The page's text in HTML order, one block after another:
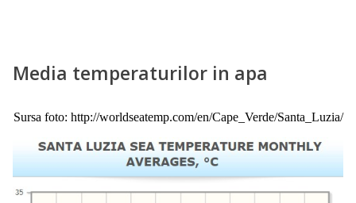
Media temperaturilor in apa
Sursa foto: http://worldseatemp.com/en/Cape_Verde/Santa_Luzia/